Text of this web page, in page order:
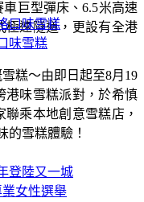
巨型彈床、6.5米高速
極速隧道，更設有全港
味雪糕
糕～由即日起至8月19
港味雪糕派對，於希慎
乘本地創意雪糕店，
的雪糕體驗！